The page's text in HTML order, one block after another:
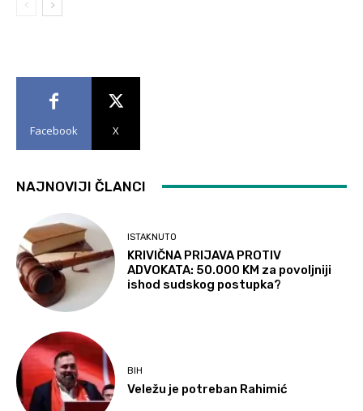
Facebook X
NAJNOVIJI ČLANCI
ISTAKNUTO
KRIVIČNA PRIJAVA PROTIV
ADVOKATA: 50.000 KM za povoljniji
ishod sudskog postupka?
BIH
Veležu je potreban Rahimić